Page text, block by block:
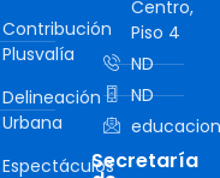
Contribución
Plusvalía
Delineación
Urbana
Espectáculos
Centro,
Piso 4
ND
ND
Secretaría